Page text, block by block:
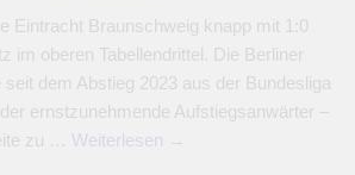
Eintracht Braunschweig knapp mit 1:0
im oberen Tabellendrittel. Die Berliner
seit dem Abstieg 2023 aus der Bundesliga
ernstzunehmende Aufstiegsanwärter –
zu … Weiterlesen →